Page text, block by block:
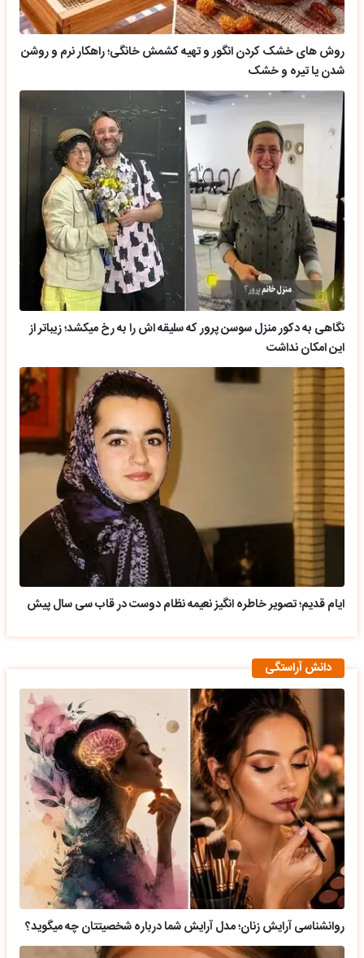
روش های خشک کردن انگور و تهیه کشمش خانگی؛ راهکار نرم و روشن
شدن یا تیره و خشک
نگاهی به دکور منزل سوسن پرور که سلیقه اش را به رخ میکشد؛ زیباتر از
این امکان نداشت
ایام قدیم؛ تصویر خاطره انگیز نعیمه نظام دوست در قاب سی سال پیش
دانش آراستگی
روانشناسی آرایش زنان؛ مدل آرایش شما درباره شخصیتتان چه میگوید؟